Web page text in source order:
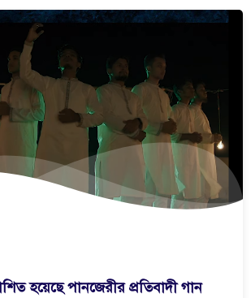
হয়েছে পানজেরীর প্রতিবাদী গান